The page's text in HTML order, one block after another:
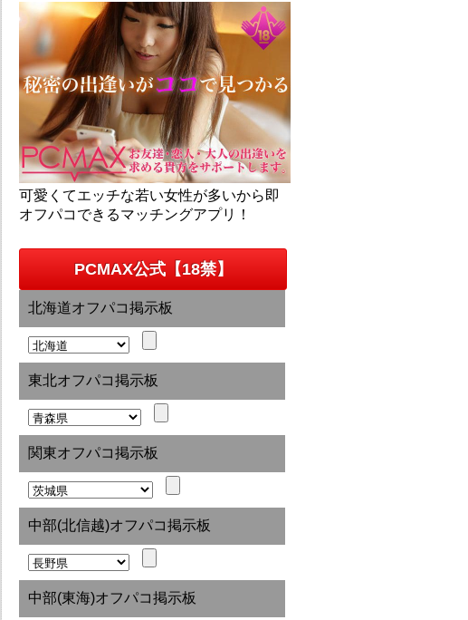
可愛くてエッチな若い女性が多いから即
オフパコできるマッチングアプリ！
PCMAX公式【18禁】
北海道オフパコ掲示板
東北オフパコ掲示板
関東オフパコ掲示板
中部(北信越)オフパコ掲示板
中部(東海)オフパコ掲示板